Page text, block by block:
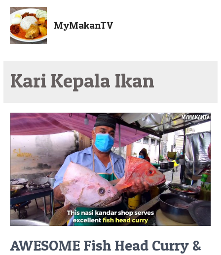
MyMakanTV
Kari Kepala Ikan
AWESOME Fish Head Curry &